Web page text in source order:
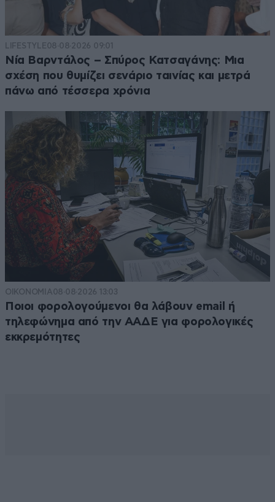
LIFESTYLE08·08·2026 09:01
Νία Βαρντάλος – Σπύρος Κατσαγάνης: Μια
σχέση που θυμίζει σενάριο ταινίας και μετρά
πάνω από τέσσερα χρόνια
ΟΙΚΟΝΟΜΙΑ08·08·2026 13:03
Ποιοι φορολογούμενοι θα λάβουν email ή
τηλεφώνημα από την ΑΑΔΕ για φορολογικές
εκκρεμότητες